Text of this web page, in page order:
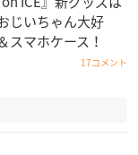
じいちゃん大好
スマホケース！
17コメント